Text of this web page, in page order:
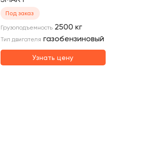
Под заказ
Грузоподъемность 2500 кг
Тип двигателя газобензиновый
Узнать цену